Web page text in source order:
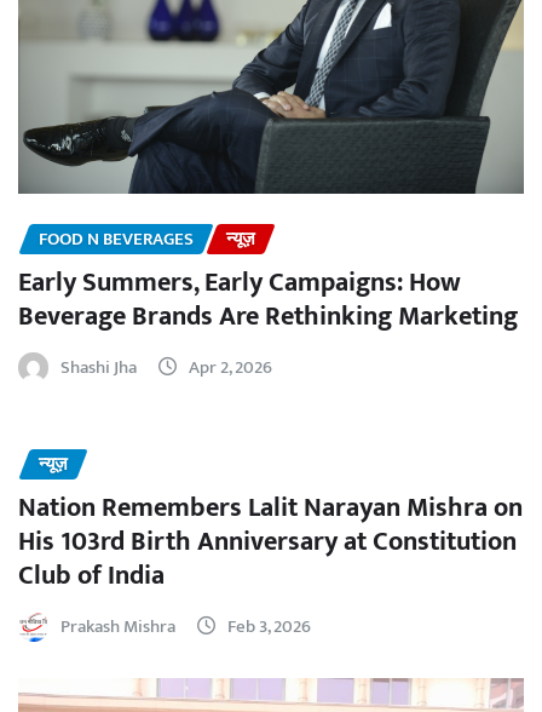
FOOD N BEVERAGES न्यूज़
Early Summers, Early Campaigns: How
Beverage Brands Are Rethinking Marketing
Shashi Jha Apr 2, 2026
न्यूज़
Nation Remembers Lalit Narayan Mishra on
His 103rd Birth Anniversary at Constitution
Club of India
Prakash Mishra Feb 3, 2026